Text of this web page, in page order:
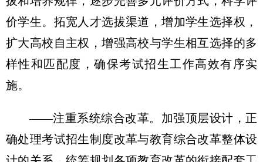
价学生。拓宽人才选拔渠道，增加学生选择权，
扩大高校自主权，增强高校与学生相互选择的多
样性和匹配度，确保考试招生工作高效有序实
施。
——注重系统综合改革。加强顶层设计，正
确处理考试招生制度改革与教育综合改革整体设